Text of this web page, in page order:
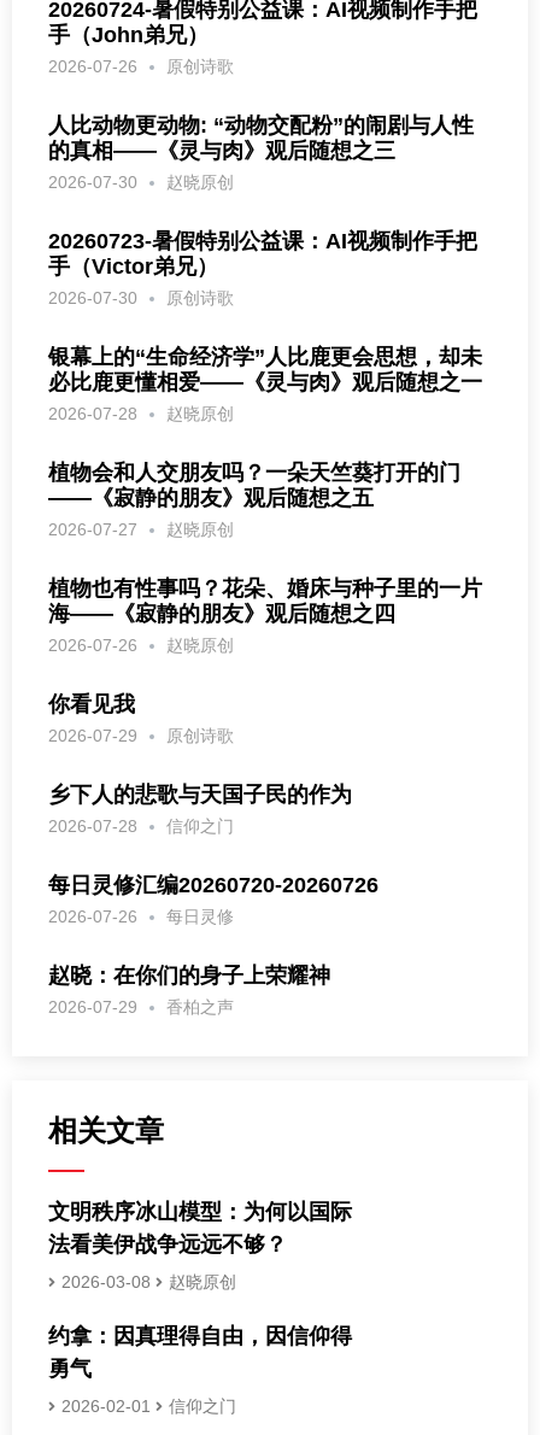
20260724-暑假特别公益课：AI视频制作手把
手（John弟兄）
2026-07-26 原创诗歌
人比动物更动物: “动物交配粉”的闹剧与人性
的真相——《灵与肉》观后随想之三
2026-07-30 赵晓原创
20260723-暑假特别公益课：AI视频制作手把
手（Victor弟兄）
2026-07-30 原创诗歌
银幕上的“生命经济学”人比鹿更会思想，却未
必比鹿更懂相爱——《灵与肉》观后随想之一
2026-07-28 赵晓原创
植物会和人交朋友吗？一朵天竺葵打开的门
——《寂静的朋友》观后随想之五
2026-07-27 赵晓原创
植物也有性事吗？花朵、婚床与种子里的一片
海——《寂静的朋友》观后随想之四
2026-07-26 赵晓原创
你看见我
2026-07-29 原创诗歌
乡下人的悲歌与天国子民的作为
2026-07-28 信仰之门
每日灵修汇编20260720-20260726
2026-07-26 每日灵修
赵晓：在你们的身子上荣耀神
2026-07-29 香柏之声
相关文章
文明秩序冰山模型：为何以国际
法看美伊战争远远不够？
2026-03-08 赵晓原创
约拿：因真理得自由，因信仰得
勇气
2026-02-01 信仰之门